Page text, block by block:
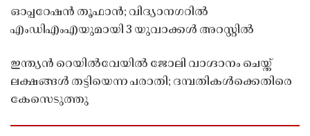
ഓപ്പറേഷൻ തൂഫാൻ; വിദ്യാനഗറിൽ
എംഡിഎംഎയുമായി 3 യുവാക്കൾ അറസ്റ്റിൽ
ഇന്ത്യൻ റെയിൽവേയിൽ ജോലി വാഗ്ദാനം ചെയ്ത്
ലക്ഷങ്ങൾ തട്ടിയെന്ന പരാതി; ദമ്പതികൾക്കെതിരെ
കേസെടുത്തു